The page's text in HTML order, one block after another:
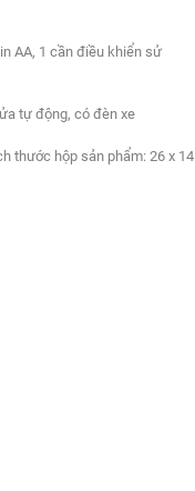
AA, 1 cần điều khiển sử
tự động, có đèn xe
thước hộp sản phẩm: 26 x 14